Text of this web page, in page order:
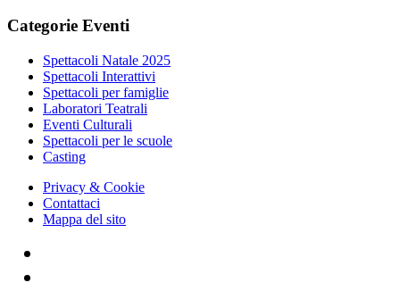
Categorie Eventi
Spettacoli Natale 2025
Spettacoli Interattivi
Spettacoli per famiglie
Laboratori Teatrali
Eventi Culturali
Spettacoli per le scuole
Casting
Privacy & Cookie
Contattaci
Mappa del sito